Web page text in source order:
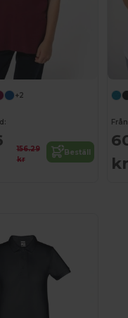
+2
156.29
kr
Beställ
kr